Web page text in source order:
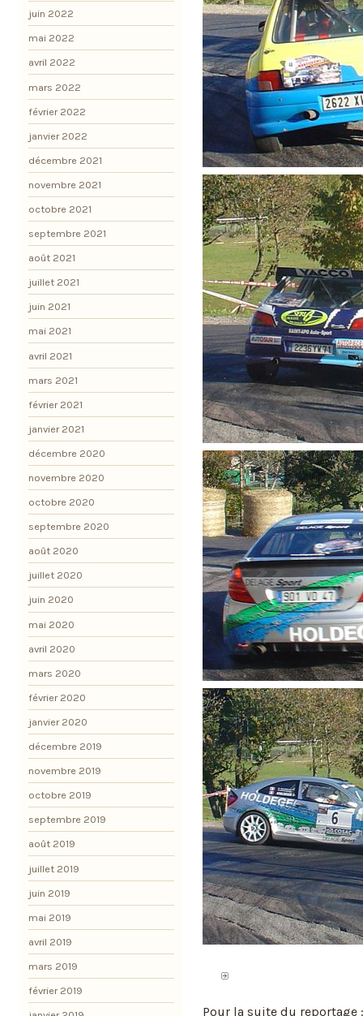
Pour la suite du reportage
juin 2022
mai 2022
avril 2022
mars 2022
février 2022
janvier 2022
décembre 2021
novembre 2021
octobre 2021
septembre 2021
août 2021
juillet 2021
juin 2021
mai 2021
avril 2021
mars 2021
février 2021
janvier 2021
décembre 2020
novembre 2020
octobre 2020
septembre 2020
août 2020
juillet 2020
juin 2020
mai 2020
avril 2020
mars 2020
février 2020
janvier 2020
décembre 2019
novembre 2019
octobre 2019
septembre 2019
août 2019
juillet 2019
juin 2019
mai 2019
avril 2019
mars 2019
février 2019